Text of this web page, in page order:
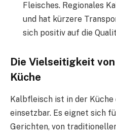
Fleisches. Regionales
und hat kürzere
sich positiv auf die
Die Vielseitigkeit
Küche
Kalbfleisch ist in der
einsetzbar. Es eignet sich
Gerichten, von